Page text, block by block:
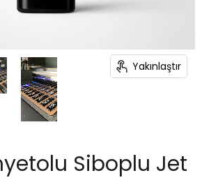
Yakınlaştır
Siboplu Jet